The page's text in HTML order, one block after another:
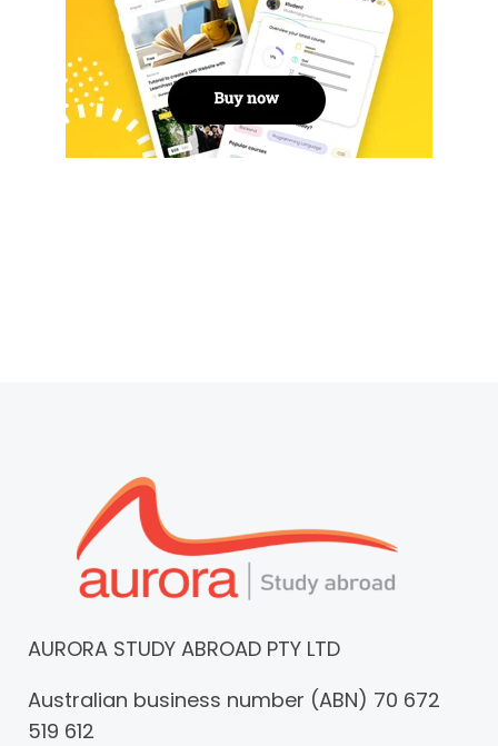
AURORA STUDY ABROAD PTY LTD
Australian business number (ABN) 70 672
519 612